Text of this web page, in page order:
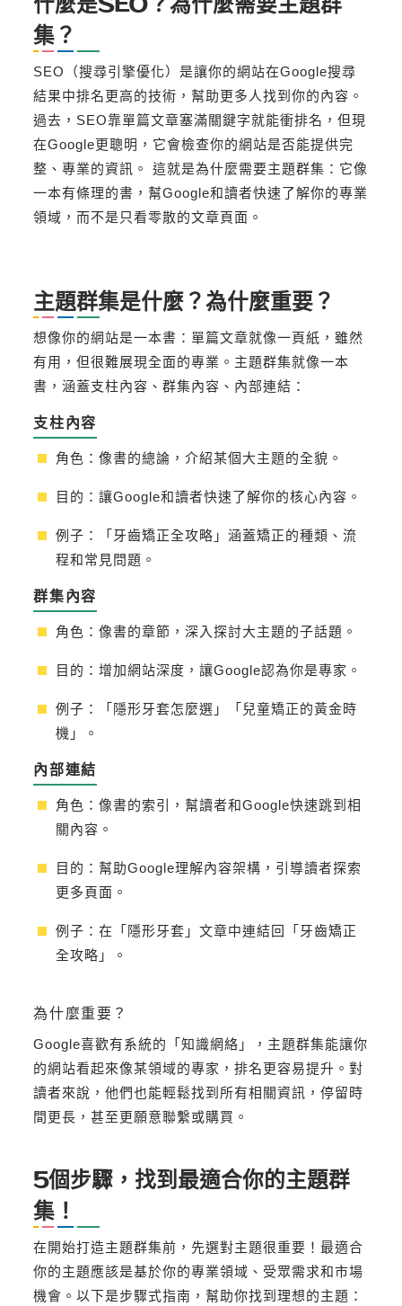
集？
SEO（搜尋引擎優化）是讓你的網站在Google搜尋
結果中排名更高的技術，幫助更多人找到你的內容。
過去，SEO靠單篇文章塞滿關鍵字就能衝排名，但現
在Google更聰明，它會檢查你的網站是否能提供完
整、專業的資訊。 這就是為什麼需要主題群集：它像
一本有條理的書，幫Google和讀者快速了解你的專業
領域，而不是只看零散的文章頁面。
主題群集是什麼？為什麼重要？
想像你的網站是一本書：單篇文章就像一頁紙，雖然
有用，但很難展現全面的專業。主題群集就像一本
書，涵蓋支柱內容、群集內容、內部連結：
支柱內容
角色：像書的總論，介紹某個大主題的全貌。
目的：讓Google和讀者快速了解你的核心內容。
例子：「牙齒矯正全攻略」涵蓋矯正的種類、流
程和常見問題。
群集內容
角色：像書的章節，深入探討大主題的子話題。
目的：增加網站深度，讓Google認為你是專家。
例子：「隱形牙套怎麼選」「兒童矯正的黃金時
機」。
內部連結
角色：像書的索引，幫讀者和Google快速跳到相
關內容。
目的：幫助Google理解內容架構，引導讀者探索
更多頁面。
例子：在「隱形牙套」文章中連結回「牙齒矯正
全攻略」。
為什麼重要？
Google喜歡有系統的「知識網絡」，主題群集能讓你
的網站看起來像某領域的專家，排名更容易提升。對
讀者來說，他們也能輕鬆找到所有相關資訊，停留時
間更長，甚至更願意聯繫或購買。
5個步驟，找到最適合你的主題群
集！
在開始打造主題群集前，先選對主題很重要！最適合
你的主題應該是基於你的專業領域、受眾需求和市場
機會。以下是步驟式指南，幫助你找到理想的主題：